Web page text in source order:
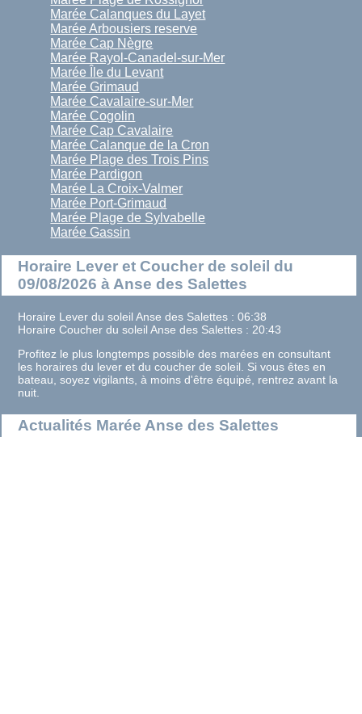
Marée Calanques du Layet
Marée Arbousiers reserve
Marée Cap Nègre
Marée Rayol-Canadel-sur-Mer
Marée Île du Levant
Marée Grimaud
Marée Cavalaire-sur-Mer
Marée Cogolin
Marée Cap Cavalaire
Marée Calanque de la Cron
Marée Plage des Trois Pins
Marée Pardigon
Marée La Croix-Valmer
Marée Port-Grimaud
Marée Plage de Sylvabelle
Marée Gassin
Horaire Lever et Coucher de soleil du
09/08/2026 à Anse des Salettes
Horaire Lever du soleil Anse des Salettes : 06:38
Horaire Coucher du soleil Anse des Salettes : 20:43
Profitez le plus longtemps possible des marées en consultant
les horaires du lever et du coucher de soleil. Si vous êtes en
bateau, soyez vigilants, à moins d'être équipé, rentrez avant la
nuit.
Actualités Marée Anse des Salettes